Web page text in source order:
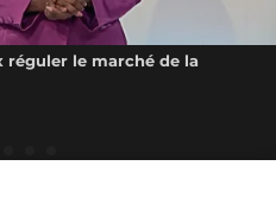
réguler le marché de la